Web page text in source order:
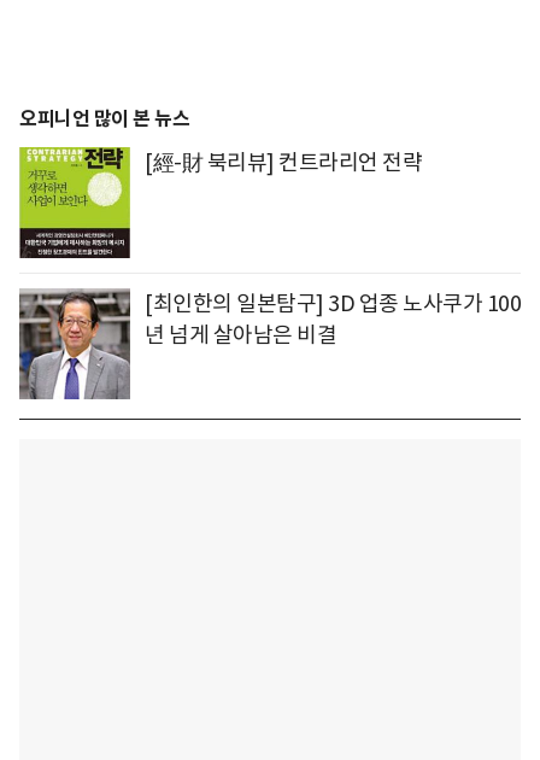
오피니언 많이 본 뉴스
[經-財 북리뷰] 컨트라리언 전략
[최인한의 일본탐구] 3D 업종 노사쿠가 100
년 넘게 살아남은 비결